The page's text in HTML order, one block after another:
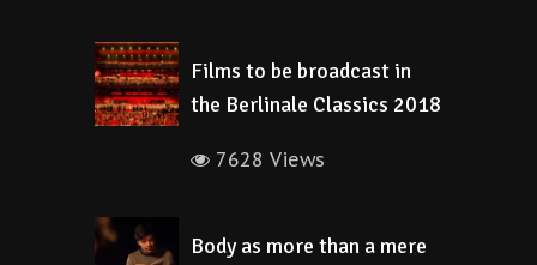
Films to be broadcast in
the Berlinale Classics 2018
7628 Views
Body as more than a mere